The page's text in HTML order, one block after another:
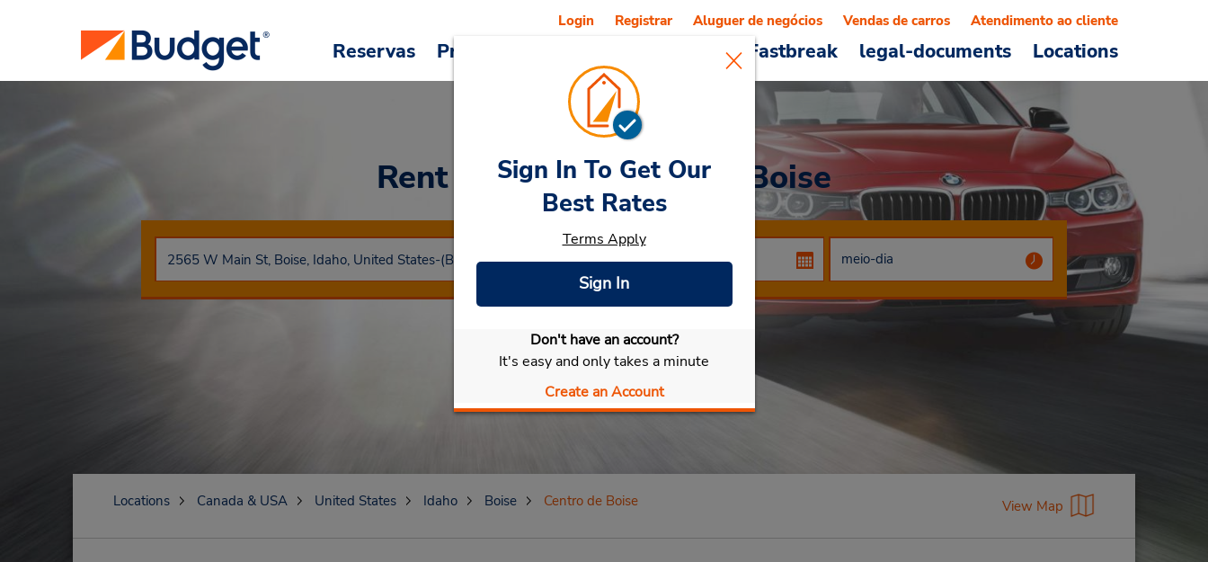
Reservas Promoções Veículos e serviços Fastbreak legal-documents Locations
Login Registrar Aluguer de negócios Vendas de carros Atendimento ao cliente
Rent a Carat Centro de Boise
Selecionar meu carro
Sign In To Get Our
Best Rates
Terms Apply
Sign In
Don't have an account?
It's easy and only takes a minute
Create an Account
Locations Canada & USA United States Idaho Boise Centro de Boise View Map